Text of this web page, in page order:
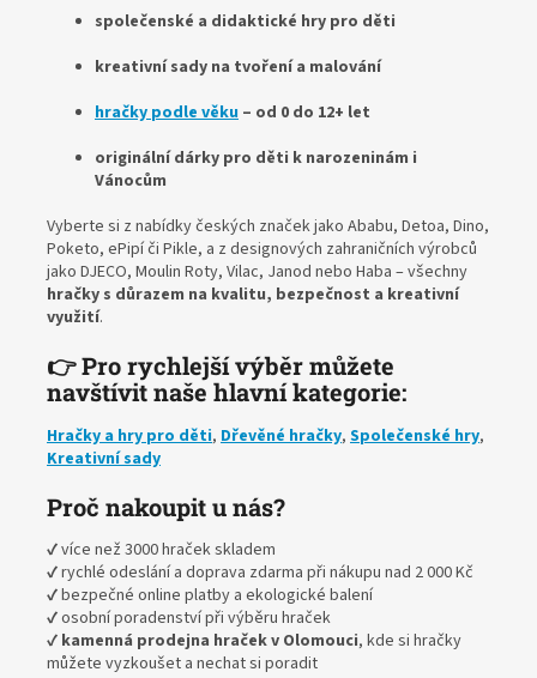
společenské a didaktické hry pro děti
kreativní sady na tvoření a malování
hračky podle věku – od 0 do 12+ let
originální dárky pro děti k narozeninám i
Vánocům
Vyberte si z nabídky českých značek jako Ababu, Detoa, Dino,
Poketo, ePipí či Pikle, a z designových zahraničních výrobců
jako DJECO, Moulin Roty, Vilac, Janod nebo Haba – všechny
hračky s důrazem na kvalitu, bezpečnost a kreativní
využití.
👉 Pro rychlejší výběr můžete
navštívit naše hlavní kategorie:
Hračky a hry pro děti, Dřevěné hračky, Společenské hry,
Kreativní sady
Proč nakoupit u nás?
✔ více než 3000 hraček skladem
✔ rychlé odeslání a doprava zdarma při nákupu nad 2 000 Kč
✔ bezpečné online platby a ekologické balení
✔ osobní poradenství při výběru hraček
✔ kamenná prodejna hraček v Olomouci, kde si hračky
můžete vyzkoušet a nechat si poradit